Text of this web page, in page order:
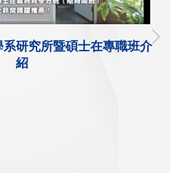
研究所暨碩士在專職班介
紹